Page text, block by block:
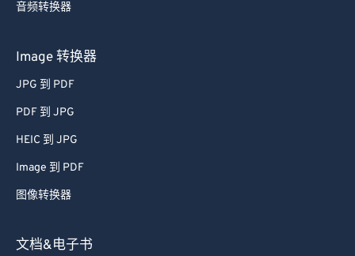
音频转换器
Image 转换器
JPG 到 PDF
PDF 到 JPG
HEIC 到 JPG
Image 到 PDF
图像转换器
文档&电子书